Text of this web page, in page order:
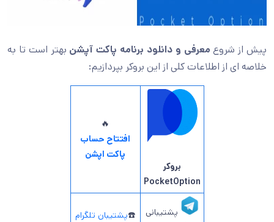
پیش از شروع معرفی و دانلود برنامه پاکت آپشن بهتر است تا به
خلاصه ای از اطلاعات کلی از این بروکر بپردازیم:
بروکر
PocketOption
🔥
افتتاح حساب
پاکت اپشن
پشتیبانی
☎️پشتیبان تلگرام